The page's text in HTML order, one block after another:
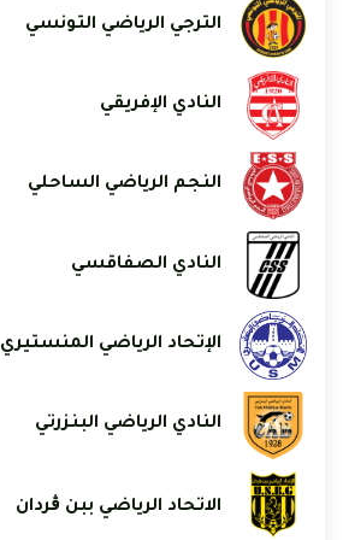
الترجي الرياضي التونسي
النادي الإفريقي
النجم الرياضي الساحلي
النادي الصفاقسي
الإتحاد الرياضي المنستيري
النادي الرياضي البنزرتي
الاتحاد الرياضي ببن ڨردان